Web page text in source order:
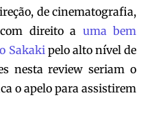
de cinematografia,
direito a uma bem
Sakaki pelo alto nível de
nesta review seriam o
o apelo para assistirem